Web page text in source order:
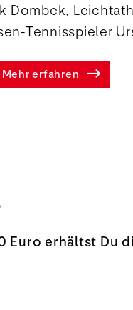
Dombek,
Tennisspieler
Mehr erfahren
Euro erhältst Du